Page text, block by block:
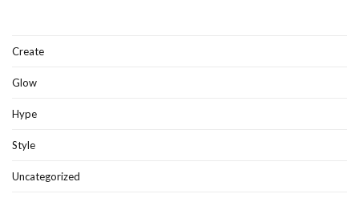
Create
Glow
Hype
Style
Uncategorized